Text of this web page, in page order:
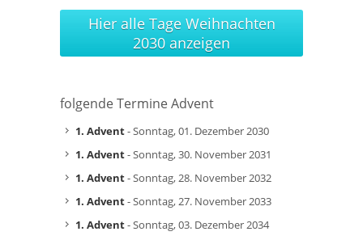
Hier alle Tage Weihnachten
2030 anzeigen
folgende Termine Advent
1. Advent- Sonntag, 01. Dezember 2030
1. Advent- Sonntag, 30. November 2031
1. Advent- Sonntag, 28. November 2032
1. Advent- Sonntag, 27. November 2033
1. Advent- Sonntag, 03. Dezember 2034